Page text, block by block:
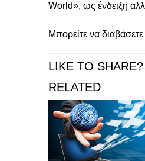
World», ως ένδειξη
Μπορείτε να
LIKE TO SHARE?
RELATED